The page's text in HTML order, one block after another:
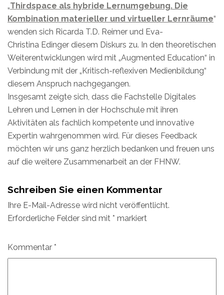
„Thirdspace als hybride Lernumgebung. Die
Kombination materieller und virtueller Lernräume“
wenden sich Ricarda T.D. Reimer und Eva-
Christina Edinger diesem Diskurs zu. In den theoretischen
Weiterentwicklungen wird mit „Augmented Education“ in
Verbindung mit der „Kritisch-reflexiven Medienbildung“
diesem Anspruch nachgegangen.
Insgesamt zeigte sich, dass die Fachstelle Digitales
Lehren und Lernen in der Hochschule mit ihren
Aktivitäten als fachlich kompetente und innovative
Expertin wahrgenommen wird. Für dieses Feedback
möchten wir uns ganz herzlich bedanken und freuen uns
auf die weitere Zusammenarbeit an der FHNW.
Schreiben Sie einen Kommentar
Ihre E-Mail-Adresse wird nicht veröffentlicht.
Erforderliche Felder sind mit * markiert
Kommentar *